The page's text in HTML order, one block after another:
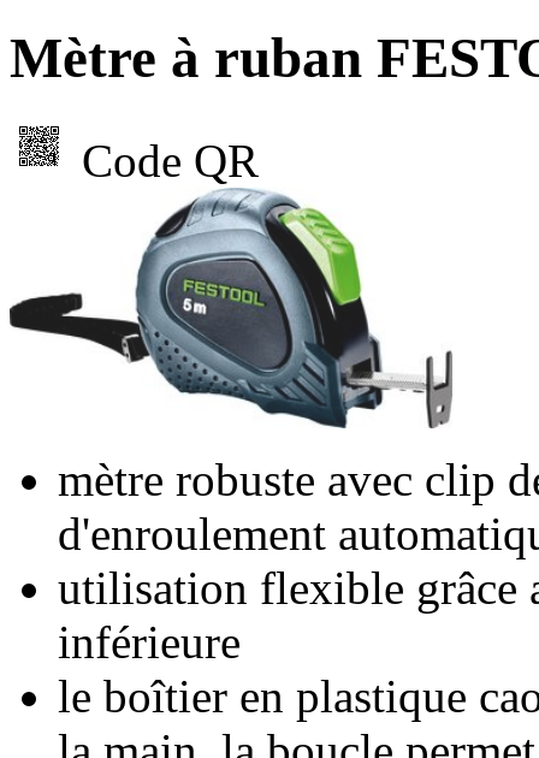
Mètre à ruban
Code QR
mètre robuste avec clip
d'enroulement
utilisation flexible grâce
inférieure
le boîtier en plastique